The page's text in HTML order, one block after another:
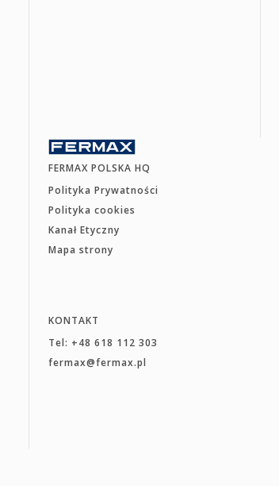
FERMAX POLSKA HQ
Polityka Prywatności
Polityka cookies
Kanał Etyczny
Mapa strony
KONTAKT
Tel: +48 618 112 303
fermax@fermax.pl